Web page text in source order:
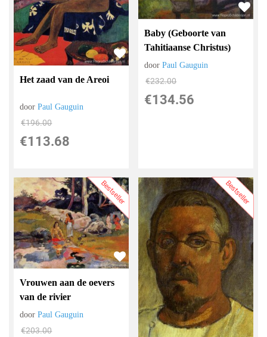
Het zaad van de Areoi
doorPaul Gauguin
€196.00
€113.68
Baby (Geboorte van
Tahitiaanse Christus)
doorPaul Gauguin
€232.00
€134.56
Bestseller
Vrouwen aan de oevers
van de rivier
doorPaul Gauguin
€203.00
Bestseller